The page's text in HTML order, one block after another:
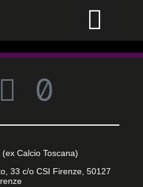
Calcio Toscana)
33 c/o CSI Firenze, 50127